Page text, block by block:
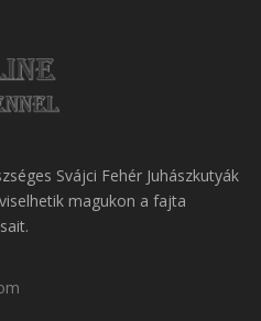
Svájci Fehér Juhászkutyák
magukon a fajta